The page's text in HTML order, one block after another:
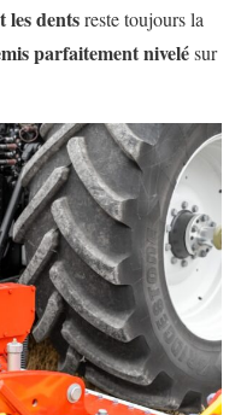
les dentsreste toujours la
parfaitement nivelésur